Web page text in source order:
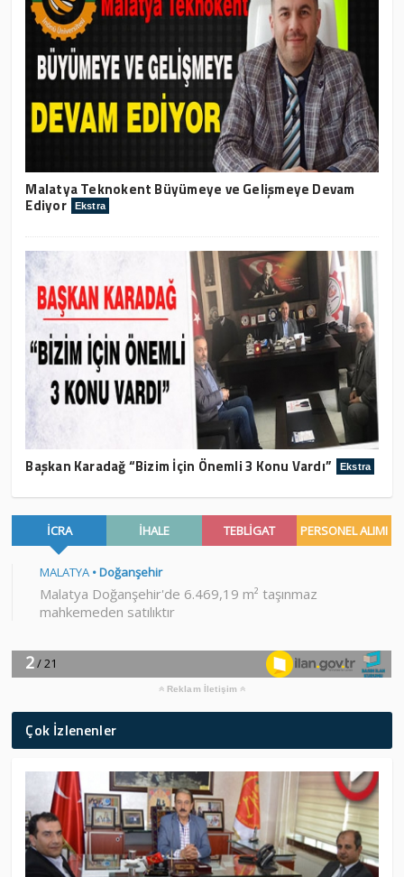
Malatya Teknokent Büyümeye ve Gelişmeye Devam
Ediyor Ekstra
Başkan Karadağ “Bizim İçin Önemli 3 Konu Vardı” Ekstra
Reklam İletişim
Çok İzlenenler